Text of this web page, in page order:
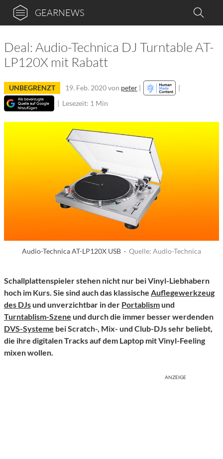
GEARNEWS
Deal: Audio-Technica DJ Turntable AT-
LP120X mit Rabatt
UNBEGRENZT 19. Feb. 2020von peter |
|
| Lesezeit: 1 Min
Audio-Technica AT-LP120X USB · Quelle: Audio-Technica
Schallplattenspieler stehen nicht nur bei Vinyl-Liebhabern
hoch im Kurs. Sie sind auch das klassische Auflegewerkzeug
des DJs und unverzichtbar in der Portablism und
Turntablism-Szene und durch die immer besser werdenden
DVS-Systeme bei Scratch-, Mix- und Club-DJs sehr beliebt,
die ihre digitalen Tracks auf dem Laptop mit Vinyl-Feeling
mixen wollen.
ANZEIGE